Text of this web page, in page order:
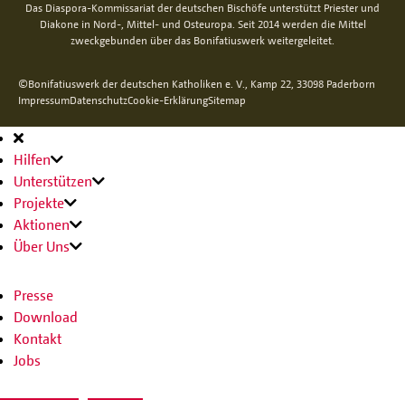
Das Diaspora-Kommissariat der deutschen Bischöfe unterstützt Priester und
Diakone in Nord-, Mittel- und Osteuropa. Seit 2014 werden die Mittel
zweckgebunden über das Bonifatiuswerk weitergeleitet.
©Bonifatiuswerk der deutschen Katholiken e. V., Kamp 22, 33098 Paderborn
ImpressumDatenschutzCookie-ErklärungSitemap
Hauptnavigation
Hilfen
Unterstützen
Projekte
Aktionen
Über Uns
Presse
Download
Kontakt
Jobs